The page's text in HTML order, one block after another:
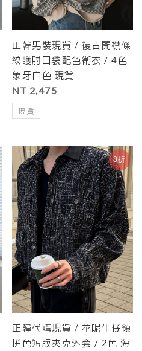
正韓男裝現貨 / 復古開襟條
紋護肘口袋配色衛衣 / 4色
象牙白色 現貨
NT 2,475
現貨
8折
正韓代購現貨 / 花呢牛仔領
拼色短版夾克外套 / 2色 海